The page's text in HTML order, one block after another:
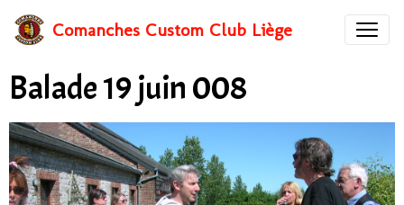
Comanches Custom Club Liège
Balade 19 juin 008